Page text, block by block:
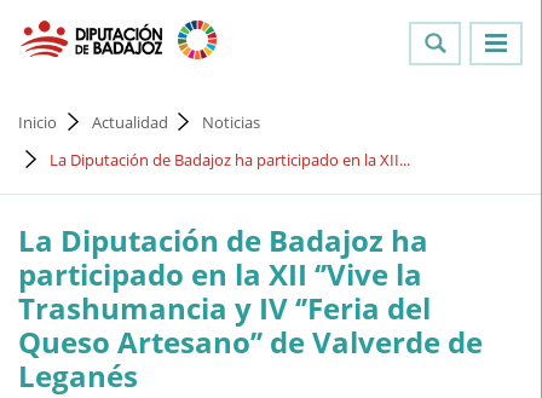
Inicio Actualidad
Noticias
La Diputación de Badajoz ha participado en la XII...
La Diputación de Badajoz ha
participado en la XII ‘’Vive la
Trashumancia y IV ‘’Feria del
Queso Artesano’’ de Valverde de
Leganés